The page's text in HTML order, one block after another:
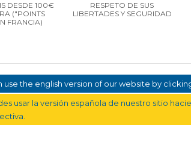
DESDE 100€
("POINTS
FRANCIA)
RESPETO DE SUS
LIBERTADES Y SEGURIDAD
use the english version of our website by
usar la versión española de nuestro sitio